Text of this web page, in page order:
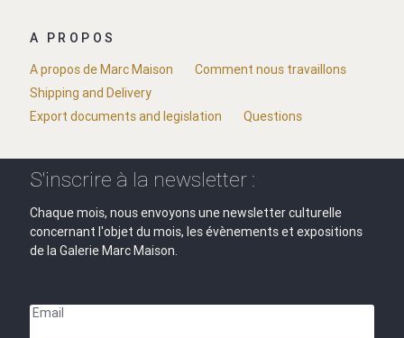
A PROPOS
A propos de Marc Maison
Comment nous travaillons
Shipping and Delivery
Export documents and legislation
Questions
S'inscrire à la newsletter :
Chaque mois, nous envoyons une newsletter culturelle
concernant l'objet du mois, les évènements et expositions
de la Galerie Marc Maison.
Email